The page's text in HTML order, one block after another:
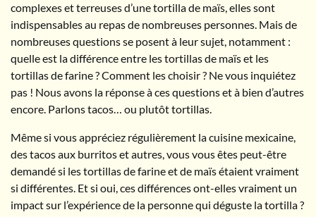
complexes et terreuses d’une tortilla de maïs, elles sont
indispensables au repas de nombreuses personnes. Mais de
nombreuses questions se posent à leur sujet, notamment :
quelle est la différence entre les tortillas de maïs et les
tortillas de farine ? Comment les choisir ? Ne vous inquiétez
pas ! Nous avons la réponse à ces questions et à bien d’autres
encore. Parlons tacos… ou plutôt tortillas.
Même si vous appréciez régulièrement la cuisine mexicaine,
des tacos aux burritos et autres, vous vous êtes peut-être
demandé si les tortillas de farine et de maïs étaient vraiment
si différentes. Et si oui, ces différences ont-elles vraiment un
impact sur l’expérience de la personne qui déguste la tortilla ?